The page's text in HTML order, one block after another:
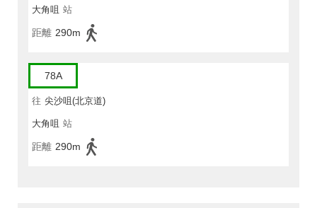
大角咀 站
距離 290m
78A
往 尖沙咀(北京道)
大角咀 站
距離 290m